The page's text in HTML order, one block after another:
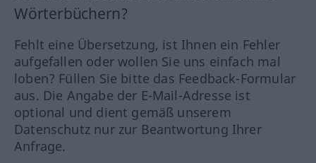
Wörterbüchern?
Fehlt eine Übersetzung, ist Ihnen ein Fehler
aufgefallen oder wollen Sie uns einfach mal
loben? Füllen Sie bitte das Feedback-Formular
aus. Die Angabe der E-Mail-Adresse ist
optional und dient gemäß unserem
Datenschutz nur zur Beantwortung Ihrer
Anfrage.